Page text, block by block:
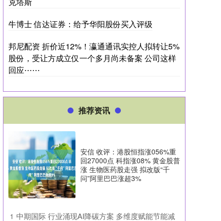
牛博士 信达证券：给予华阳股份买入评级
邦尼配资 折价近12%！瀛通通讯实控人拟转让5%
股份，受让方成立仅一个多月尚未备案 公司这样
回应⋯⋯
推荐资讯
安信 收评：港股恒指涨056%重
回27000点 科指涨08% 黄金股普
涨 生物医药股走强 拟改版“千
问”阿里巴巴涨超3%
1 ​中期国际 行业涌现AI降碳方案 多维度赋能节能减